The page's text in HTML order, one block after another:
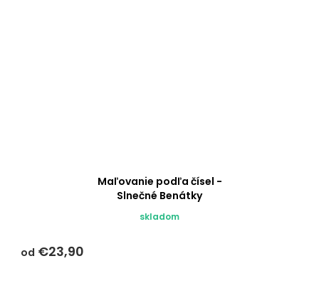
Maľovanie podľa čísel -
Slnečné Benátky
skladom
od €23,90